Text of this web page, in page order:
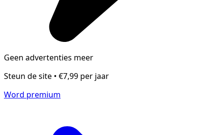
Geen advertenties meer
Steun de site • €7,99 per jaar
Word premium